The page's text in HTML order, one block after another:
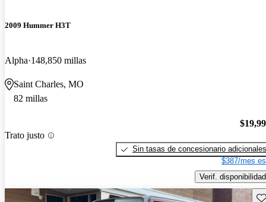
2009 Hummer H3T
Alpha 148,850 millas
Saint Charles, MO
82 millas
Trato justo
Sin tasas de concesionario adicionales
$387/mes
Verif. disponibilidad